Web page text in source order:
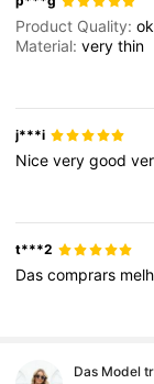
Product Quality:ok
Material:verythin
j***i
Niceverygood
t***2
Dascomprars
Das Model